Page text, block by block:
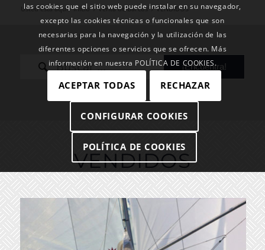
Usted está aquí: Inicio / Venta de Barcos / VENDIDOS
VENDIDOS
las cookies que el sitio web puede instalar en su navegador,
excepto las cookies técnicas o funcionales que son
necesarias para la navegación y la utilización de las
diferentes opciones o servicios que se ofrecen. Más
información en nuestra POLÍTICA DE COOKIES.
ACEPTAR TODAS RECHAZAR
CONFIGURAR COOKIES
POLÍTICA DE COOKIES